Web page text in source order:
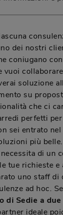
dei nostri
coniugano
vuoi
soluzione
su
che ci
perfetti
sei entrato
più
di un
tue richieste
uno staff di
ad hoc.
di Sedie a
ideale